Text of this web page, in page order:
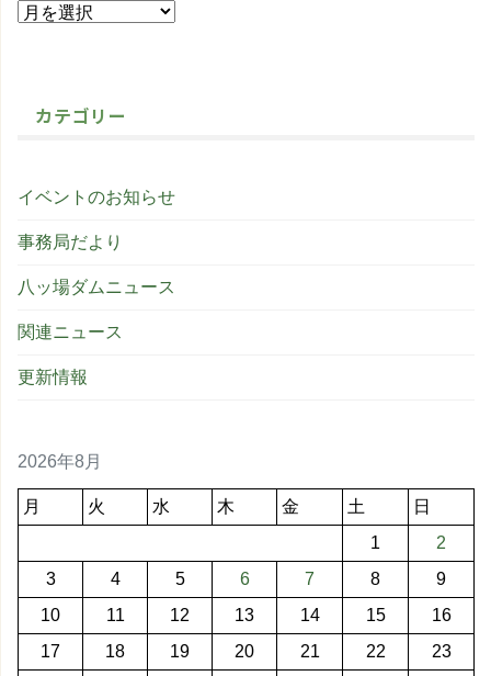
カテゴリー
イベントのお知らせ
事務局だより
八ッ場ダムニュース
関連ニュース
更新情報
2026年8月
月 火 水 木 金 土
日
1
2
3
4 5 6 7 8
9
10
11 12 13 14 15
16
17
18 19 20 21 22
23